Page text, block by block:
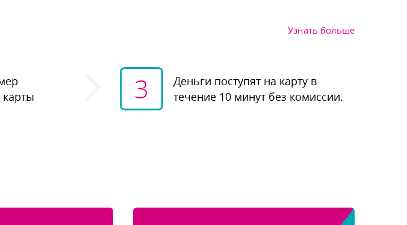
Узнать больше
3
Деньги поступят на карту
течение 10 минут без комиссии.